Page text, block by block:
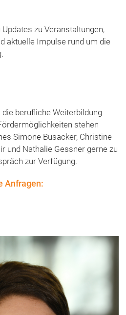
zu Veranstaltungen,
aktuelle Impulse rund um die
berufliche Weiterbildung
stehen
Simone Busacker, Christine
und Nathalie Gessner gerne zu
zur Verfügung.
Anfragen: